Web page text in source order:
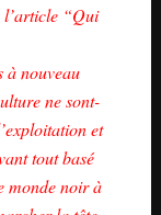
l’article “Qui
à nouveau
ne sont-
et
tout basé
monde noir à